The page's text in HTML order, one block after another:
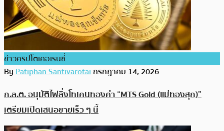
ข่าวคริปโตเคอเรนซี่
ByPatiphan Santivarotaiกรกฎาคม 14, 2026
ก.ล.ต. อนุมัติไฟลิ่งโทเคนทองคำ “MTS Gold (แม่ทองสุก)”
เตรียมเปิดเสนอขายเร็ว ๆ นี้